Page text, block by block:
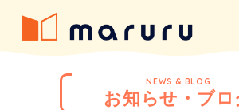
NEWS & BLOG
お知らせ・ブロ